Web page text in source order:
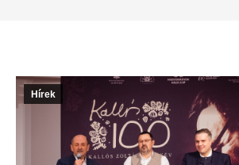
Hírek